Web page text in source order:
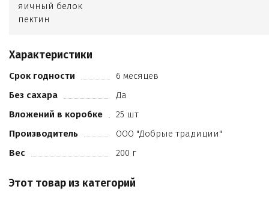
яичный белок
пектин
Характеристики
Срок годности
6 месяцев
Без сахара
Да
Вложений в коробке
25 шт
Производитель
ООО "Добрые традиции"
Вес
200 г
Этот товар из категорий